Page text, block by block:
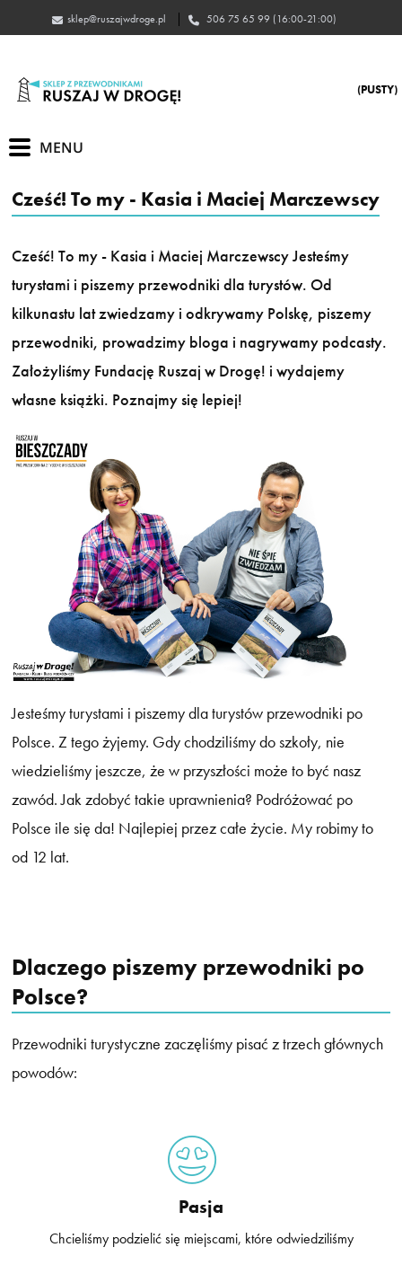
jazsur 605
(PUSTY)
Cześć! To my - Kasia i Maciej Marczewscy
Cześć! To my - Kasia i Maciej Marczewscy Jesteśmy
turystami i piszemy przewodniki dla turystów. Od
kilkunastu lat zwiedzamy i odkrywamy Polskę, piszemy
przewodniki, prowadzimy bloga i nagrywamy podcasty.
Założyliśmy Fundację Ruszaj w Drogę! i wydajemy
własne książki. Poznajmy się lepiej!
Jesteśmy turystami i piszemy dla turystów przewodniki po
Polsce. Z tego żyjemy. Gdy chodziliśmy do szkoły, nie
wiedzieliśmy jeszcze, że w przyszłości może to być nasz
zawód. Jak zdobyć takie uprawnienia? Podróżować po
Polsce ile się da! Najlepiej przez całe życie. My robimy to
od 12 lat.
Dlaczego piszemy przewodniki po
Polsce?
Przewodniki turystyczne zaczęliśmy pisać z trzech głównych
powodów:
Pasja
Chcieliśmy podzielić się miejscami, które odwiedziliśmy